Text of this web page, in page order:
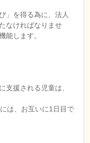
」を得る為に、法人
なければなりませ
能します。
支援される児童は、
は、お互いに1日目で